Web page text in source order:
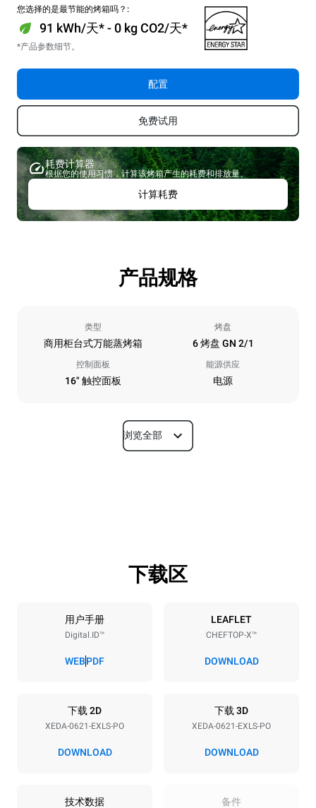
您选择的是最节能的烤箱吗？:
91 kWh/天* - 0 kg CO2/天*
*产品参数细节。
配置
免费试用
耗费计算器
根据您的使用习惯，计算该烤箱产生的耗费和排放量。
计算耗费
产品规格
类型
商用柜台式万能蒸烤箱
烤盘
6 烤盘 GN 2/1
控制面板
16" 触控面板
能源供应
电源
尺寸
烤盘规格
6 GN 2/1
烤盘间距
电压
380-415V 3N~ / 220-240V
3~
功率
23,1 kW
50 / 60 Hz 不包括
浏览全部
下载区
用户手册
Digital.ID™
WEBPDF
LEAFLET
CHEFTOP-X™
DOWNLOAD
下载 2D
XEDA-0621-EXLS-PO
DOWNLOAD
下载 3D
XEDA-0621-EXLS-PO
DOWNLOAD
技术数据 备件